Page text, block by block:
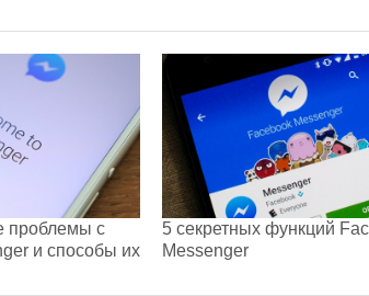
проблемы с
и способы их
5 секретных функций
Messenger